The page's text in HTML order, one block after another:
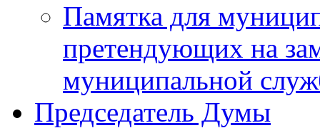
Памятка для
претендующих на
муниципальной
Председатель Думы